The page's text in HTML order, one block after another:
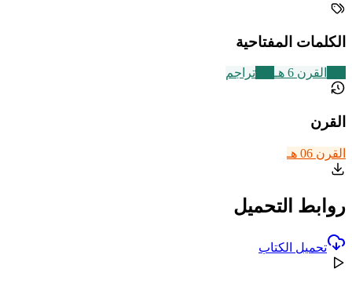
الكلمات المفتاحية
القرن 6 هـ تراجم
القرن
القرن 06 هـ
روابط التحميل
تحميل الكتاب